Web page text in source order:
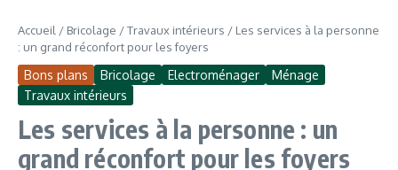
Accueil / Bricolage /Travaux intérieurs / Les services à la personne
: un grand réconfort pour les foyers
Bons plans Bricolage Electroménager
Ménage
Travaux intérieurs
Les services à la personne : un
grand réconfort pour les foyers